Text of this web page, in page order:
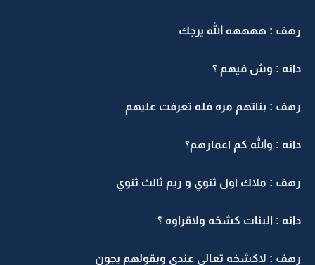
رهف : ههههه الله يرجك
دانه : وش فيهم ؟
رهف : بناتهم مره فله تعرفت عليهم
دانه : والله كم اعمارهم؟
رهف : ملاك اول ثنوي و ريم ثالث ثنوي
دانه : البنات كشخه ولاقراوه ؟
رهف : لاكشخه تعالي عندي وبقولهم يجون